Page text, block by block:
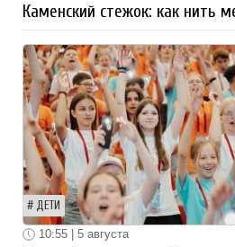
Каменский стежок: как нить
ДЕТИ
10:55 | 5 августа